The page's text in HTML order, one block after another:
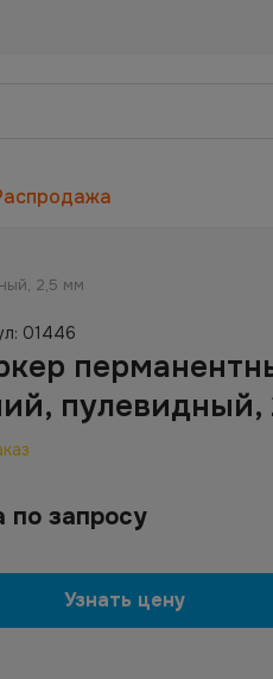
2,5 мм
01446
по запросу
Узнать цену